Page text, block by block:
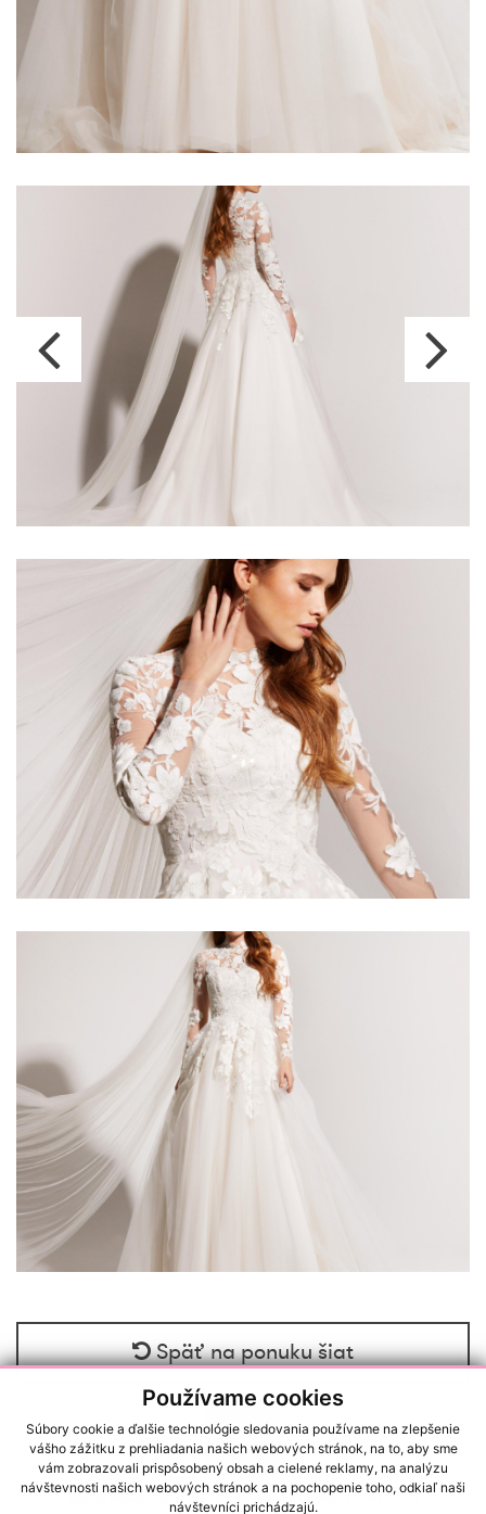
Používame cookies
Súbory cookie a ďalšie technológie sledovania používame na zlepšenie
vášho zážitku z prehliadania našich webových stránok, na to, aby sme
vám zobrazovali prispôsobený obsah a cielené reklamy, na analýzu
návštevnosti našich webových stránok a na pochopenie toho, odkiaľ naši
návštevníci prichádzajú.
Späť na ponuku šiat
RAČIANSKA 22/A, 83102, BRATISLAVA (NOVÉ MESTO)